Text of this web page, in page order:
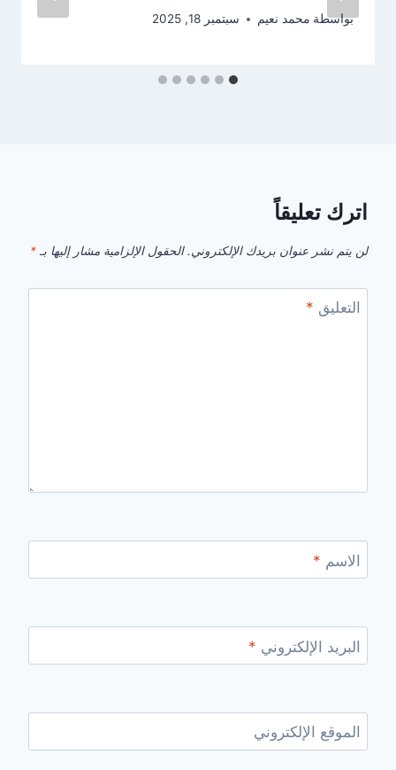
بواسطة محمد نعيم سبتمبر 18, 2025
اترك تعليقاً
لن يتم نشر عنوان بريدك الإلكتروني. الحقول الإلزامية مشار إليها بـ *
التعليق *
الاسم *
البريد الإلكتروني *
الموقع الإلكتروني